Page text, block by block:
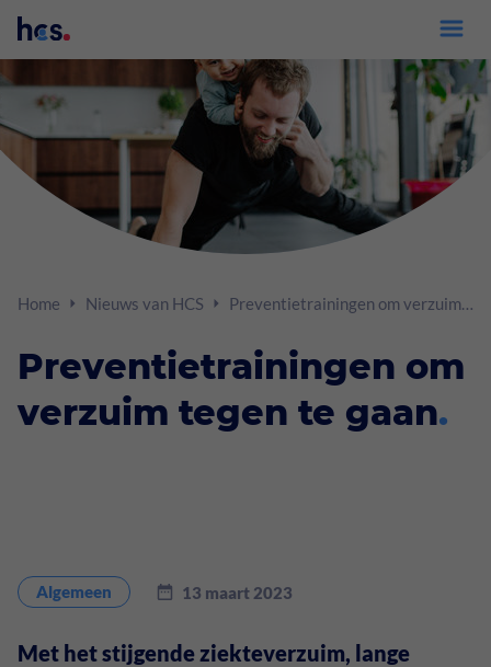
Inloggen xpertsuite
Preventie
Trainingen
Goed Gezien
XpertSuite voor medewerkers
Over ons
Werken bij
Home Nieuws van HCS Preventietrainingen om verzuim tegen te gaan
Preventietrainingen om
verzuim tegen te gaan.
Algemeen 13 maart 2023
Met het stijgende ziekteverzuim, lange